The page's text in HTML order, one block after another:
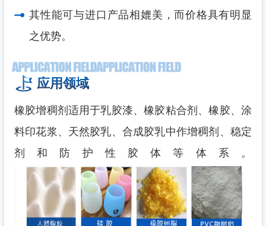
其性能可与进口产品相媲美，而价格具有明显
之优势。
应用领域
橡胶增稠剂适用于乳胶漆、橡胶粘合剂、橡胶、涂
料印花浆、天然胶乳、合成胶乳中作增稠剂、稳定
剂和防护性胶体等体系。